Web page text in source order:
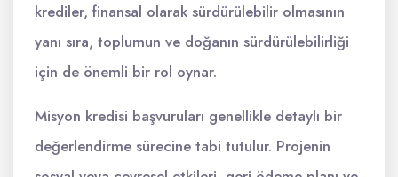
krediler, finansal olarak sürdürülebilir olmasının
yanı sıra, toplumun ve doğanın sürdürülebilirliği
için de önemli bir rol oynar.
Misyon kredisi başvuruları genellikle detaylı bir
değerlendirme sürecine tabi tutulur. Projenin